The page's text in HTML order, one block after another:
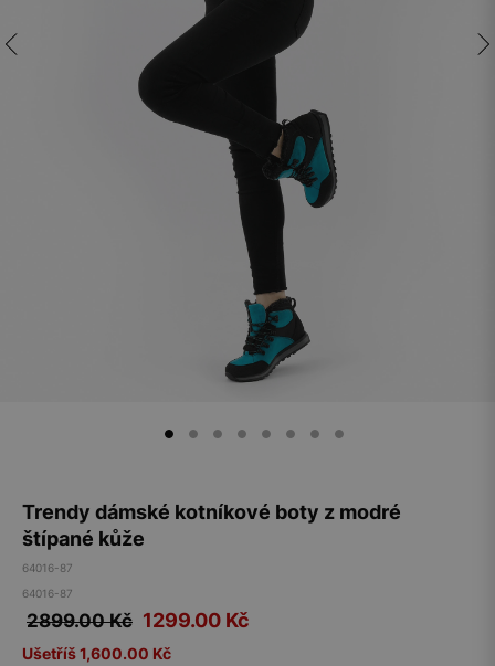
Trendy dámské kotníkové boty z modré
štípané kůže
64016-87
64016-87
2899.00 Kč 1299.00 Kč
Ušetříš 1,600.00 Kč